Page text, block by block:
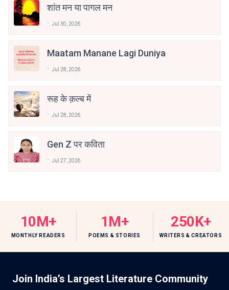
शांत मन या पागल मन
Jul 30, 2026
Maatam Manane Lagi Duniya
Jul 28, 2026
रूह के क़ल्ब में
Jul 28, 2026
Gen Z पर कविता
Jul 27, 2026
10M+
MONTHLY READERS
1M+
POEMS & STORIES
250K+
WRITERS & CREATORS
Join India’s Largest Literature Community